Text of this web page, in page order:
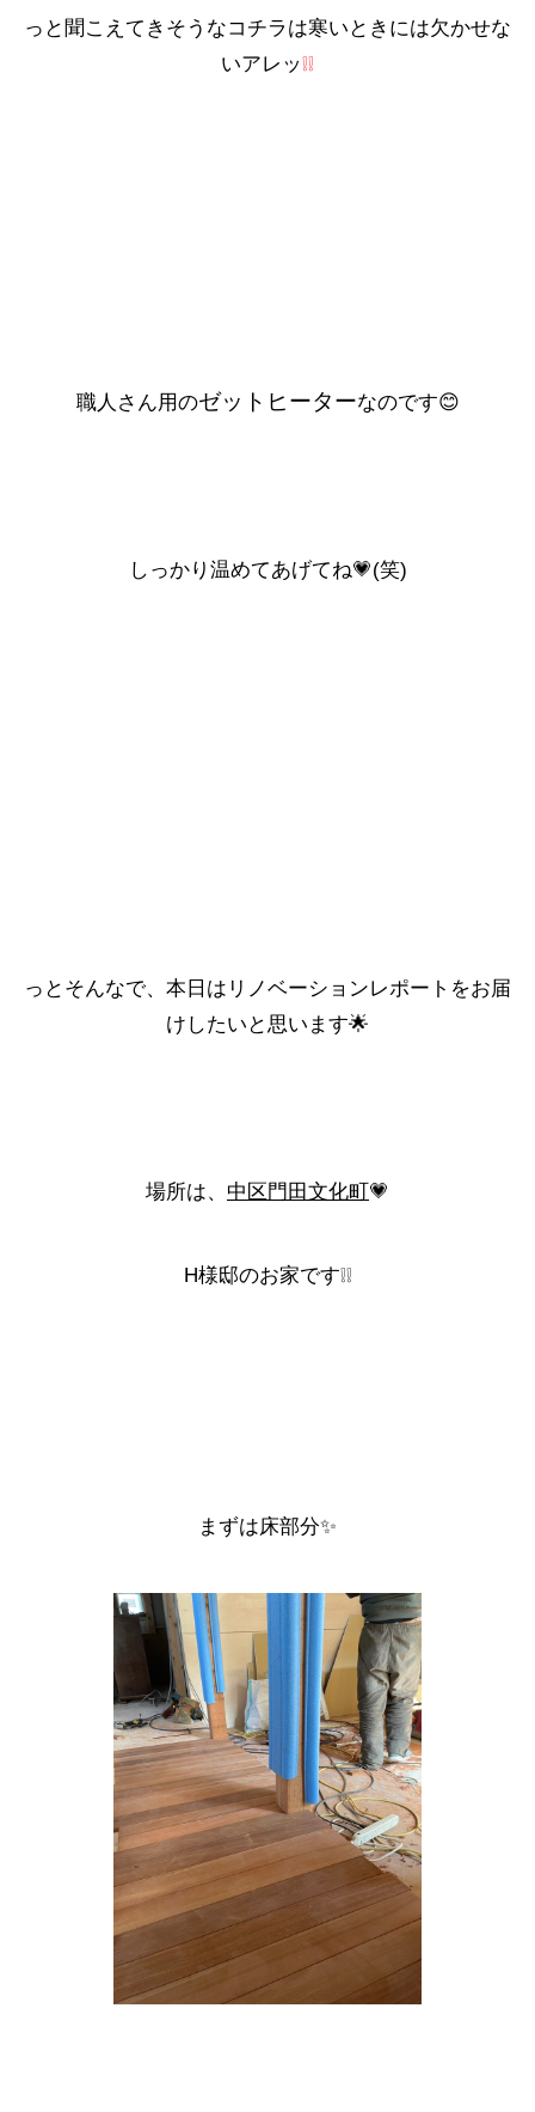
っと聞こえてきそうなコチラは寒いときには欠かせな
いアレッ❕❕
職人さん用のゼットヒーターなのです😊
しっかり温めてあげてね💗(笑)
っとそんなで、本日は リノベーションレポート をお届
けしたいと思います🌟
場所は、 中区門田文化町💗
H様邸のお家です❕❕
まずは床部分✨